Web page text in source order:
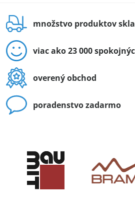
množstvo produktov
viac ako 23 000
overený obchod
poradenstvo zadarmo